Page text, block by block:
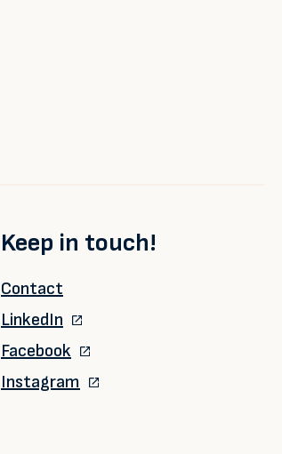
Keep in touch!
Contact
LinkedIn
Facebook
Instagram